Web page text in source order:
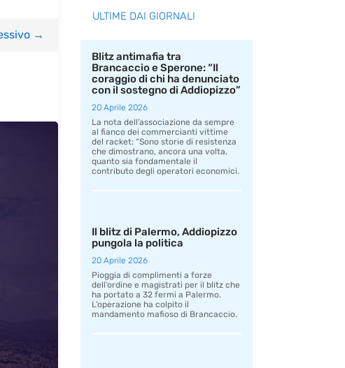
→
ULTIME DAI GIORNALI
Blitz antimafia tra
Brancaccio e Sperone: “Il
coraggio di chi ha denunciato
con il sostegno di Addiopizzo”
20 Aprile 2026
La nota dell’associazione da sempre
al fianco dei commercianti vittime
del racket: “Sono storie di resistenza
che dimostrano, ancora una volta,
quanto sia fondamentale il
contributo degli operatori economici.
Il blitz di Palermo, Addiopizzo
pungola la politica
20 Aprile 2026
Pioggia di complimenti a forze
dell’ordine e magistrati per il blitz che
ha portato a 32 fermi a Palermo.
L’operazione ha colpito il
mandamento mafioso di Brancaccio.